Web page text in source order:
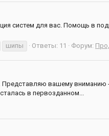
систем для вас. Помощь в
шипы Ответы: 11 Форум:
вашему вниманию
в первозданном...